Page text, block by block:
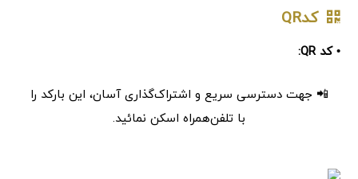
کدQR
• کد QR:
📲 جهت دسترسی سریع و اشتراک‌گذاری آسان، این بارکد را
با تلفن‌همراه اسکن نمائید.